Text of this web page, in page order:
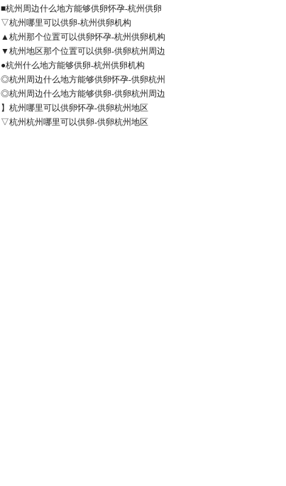
■杭州周边什么地方能够供卵怀孕-杭州供卵
▽杭州哪里可以供卵-杭州供卵机构
▲杭州那个位置可以供卵怀孕-杭州供卵机构
▼杭州地区那个位置可以供卵-供卵杭州周边
●杭州什么地方能够供卵-杭州供卵机构
◎杭州周边什么地方能够供卵怀孕-供卵杭州
◎杭州周边什么地方能够供卵-供卵杭州周边
】杭州哪里可以供卵怀孕-供卵杭州地区
▽杭州杭州哪里可以供卵-供卵杭州地区